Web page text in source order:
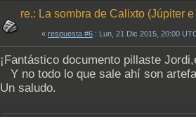
re.: La sombra de Calixto (Júpiter
« respuesta #6 : Lun, 21 Dic 2015, 20:00
¡Fantástico documento pillaste
Y no todo lo que sale ahí son
Un saludo.